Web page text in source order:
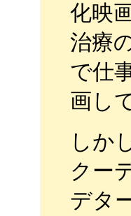
化映
治療
で仕
画し
しか
クー
デタ